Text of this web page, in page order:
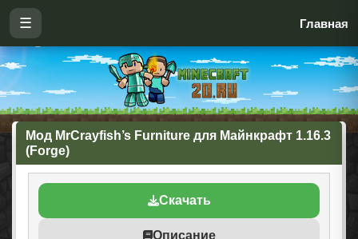
☰ Главная
Мод MrCrayfish’s Furniture для Майнкрафт 1.16.3
(Forge)
Скачать
Описание